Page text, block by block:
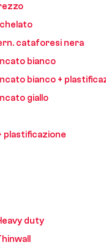
cataforesi nera
bianco
bianco +
giallo
plastificazione
duty